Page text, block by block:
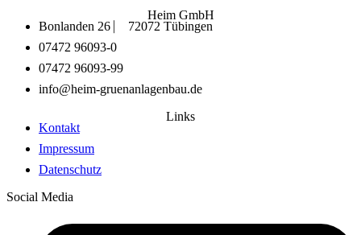
Heim GmbH
Bonlanden 26 ⎸ 72072 Tübingen
07472 96093-0
07472 96093-99
info@heim-gruenanlagenbau.de
Links
Kontakt
Impressum
Datenschutz
Social Media